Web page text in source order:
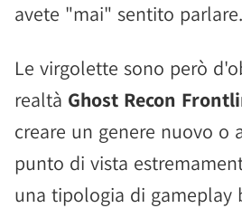
avete "mai" sentito parlare.
Le virgolette sono però
realtà Ghost Recon
creare un genere nuovo o
punto di vista
una tipologia di gameplay